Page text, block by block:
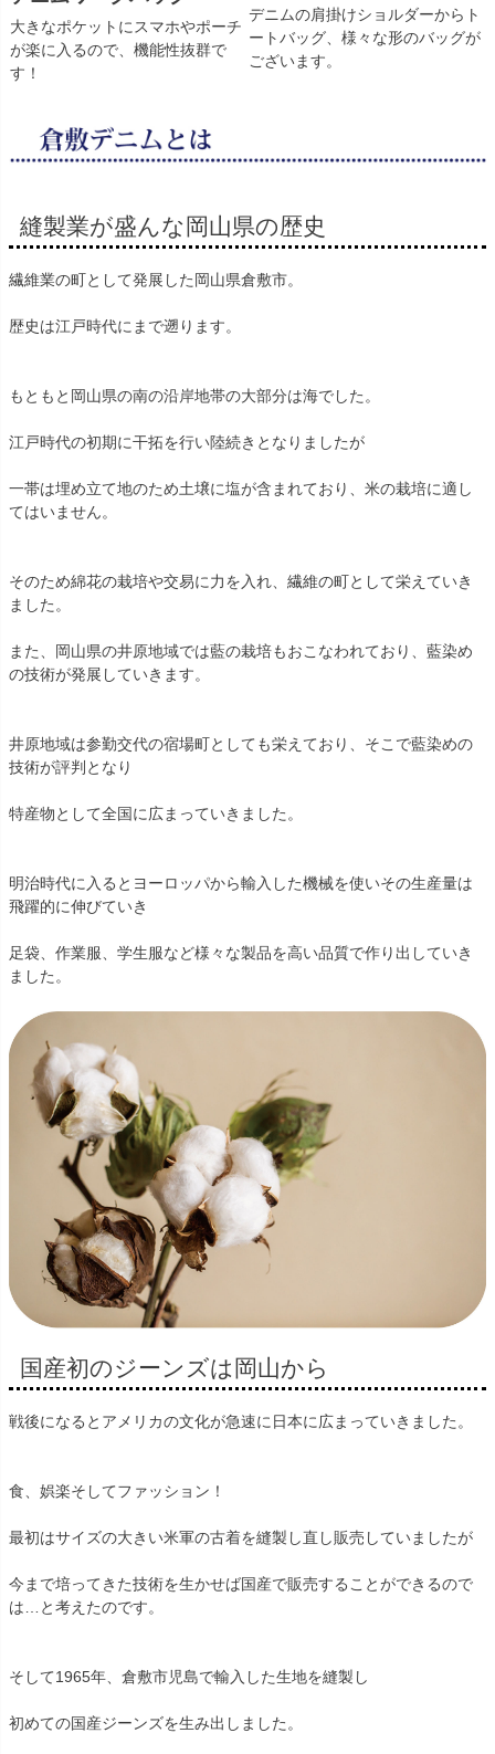
大きなポケットにスマホやポーチ
が楽に入るので、機能性抜群で
す！
デニムの肩掛けショルダーからト
ートバッグ、様々な形のバッグが
ございます。
縫製業が盛んな岡山県の歴史
繊維業の町として発展した岡山県倉敷市。
歴史は江戸時代にまで遡ります。
もともと岡山県の南の沿岸地帯の大部分は海でした。
江戸時代の初期に干拓を行い陸続きとなりましたが
一帯は埋め立て地のため土壌に塩が含まれており、米の栽培に適し
てはいません。
そのため綿花の栽培や交易に力を入れ、繊維の町として栄えていき
ました。
また、岡山県の井原地域では藍の栽培もおこなわれており、藍染め
の技術が発展していきます。
井原地域は参勤交代の宿場町としても栄えており、そこで藍染めの
技術が評判となり
特産物として全国に広まっていきました。
明治時代に入るとヨーロッパから輸入した機械を使いその生産量は
飛躍的に伸びていき
足袋、作業服、学生服など様々な製品を高い品質で作り出していき
ました。
国産初のジーンズは岡山から
戦後になるとアメリカの文化が急速に日本に広まっていきました。
食、娯楽そしてファッション！
最初はサイズの大きい米軍の古着を縫製し直し販売していましたが
今まで培ってきた技術を生かせば国産で販売することができるので
は…と考えたのです。
そして1965年、倉敷市児島で輸入した生地を縫製し
初めての国産ジーンズを生み出しました。